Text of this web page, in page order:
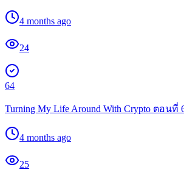
4 months ago
24
64
Turning My Life Around With Crypto ตอนที่
4 months ago
25